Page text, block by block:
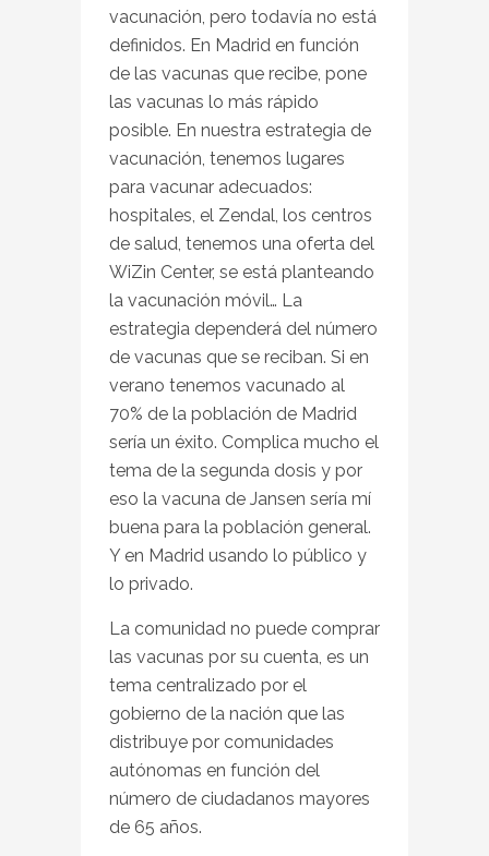
vacunación, pero todavía no está
definidos. En Madrid en función
de las vacunas que recibe, pone
las vacunas lo más rápido
posible. En nuestra estrategia de
vacunación, tenemos lugares
para vacunar adecuados:
hospitales, el Zendal, los centros
de salud, tenemos una oferta del
WiZin Center, se está planteando
la vacunación móvil… La
estrategia dependerá del número
de vacunas que se reciban. Si en
verano tenemos vacunado al
70% de la población de Madrid
sería un éxito. Complica mucho el
tema de la segunda dosis y por
eso la vacuna de Jansen sería mí
buena para la población general.
Y en Madrid usando lo público y
lo privado.
La comunidad no puede comprar
las vacunas por su cuenta, es un
tema centralizado por el
gobierno de la nación que las
distribuye por comunidades
autónomas en función del
número de ciudadanos mayores
de 65 años.